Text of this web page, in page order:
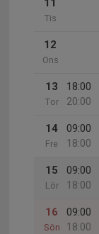
11
Tis
12
Ons
13
Tor
18:00
20:00
14
Fre
09:00
18:00
15
Lör
09:00
18:00
16
Sön
09:00
18:00